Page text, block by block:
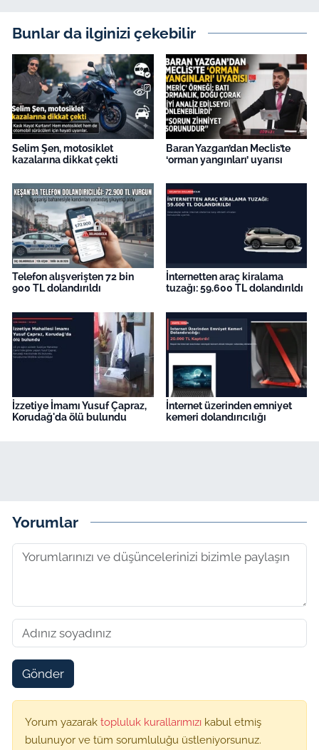
Bunlar da ilginizi çekebilir
Selim Şen, motosiklet
kazalarına dikkat çekti
Baran Yazgan’dan Meclis’te
‘orman yangınları’ uyarısı
Telefon alışverişten 72 bin
900 TL dolandırıldı
İnternetten araç kiralama
tuzağı: 59.600 TL dolandırıldı
İzzetiye İmamı Yusuf Çapraz,
Korudağ'da ölü bulundu
İnternet üzerinden emniyet
kemeri dolandırıcılığı
Yorumlar
Gönder
Yorum yazarak topluluk kurallarımızı kabul etmiş
bulunuyor ve tüm sorumluluğu üstleniyorsunuz.